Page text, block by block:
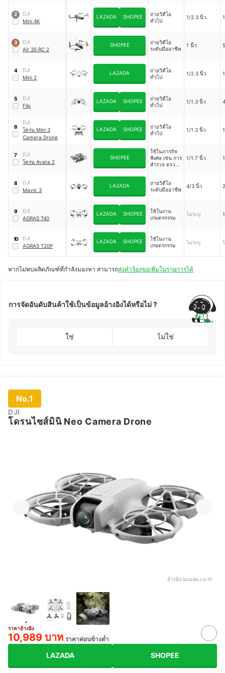
2
DJI
Mini 4K
LAZADA SHOPEE
ถ่ายวิดีโอ
ทั่วไป
1/2.3 นิ้ว
3
DJI
Air 3S RC 2
SHOPEE
ถ่ายวิดีโอ
ระดับมืออาชีพ
1 นิ้ว
4
DJI
Mini 2
LAZADA
ถ่ายวิดีโอ
ทั่วไป
1/2.3 นิ้ว
5
DJI
Flip
LAZADA SHOPEE
ถ่ายวิดีโอ
ทั่วไป
1/1.3 นิ้ว
6
DJI
โดรน Mini 3
Camera Drone
LAZADA SHOPEE
ถ่ายวิดีโอ
ทั่วไป
1/1.3 นิ้ว
7
DJI
โดรน Avata 2
SHOPEE
ใช้ในภารกิจ
พิเศษ เช่น การ
สำรวจ ตรวจ
1/1.7 นิ้ว
8
DJI
Mavic 3
LAZADA
ถ่ายวิดีโอ
ระดับมืออาชีพ
4/3 นิ้ว
9
DJI
AGRAS T40
LAZADA SHOPEE
ใช้ในงาน
เกษตรกรรม
ไม่ระบุ
10
DJI
AGRAS T20P
LAZADA SHOPEE
ใช้ในงาน
เกษตรกรรม
ไม่ระบุ
หากไม่พบผลิตภัณฑ์ที่กำลังมองหา สามารถส่งคำร้องขอเพิ่มในรายการได้
การจัดอันดับสินค้าใช้เป็นข้อมูลอ้างอิงได้หรือไม่ ?
ใช่ ไม่ใช่
No.1
DJI
โดรนไซส์มินิ Neo Camera Drone
อ้างอิง:lazada.co.th
ราคาอ้างอิง
10,989 บาท ราคาค่อนข้างต่ำ
LAZADA SHOPEE